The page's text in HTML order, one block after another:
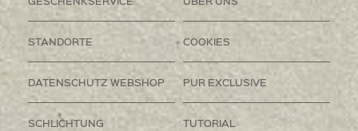
STANDORTE COOKIES
DATENSCHUTZ WEBSHOP PUR EXCLUSIVE
SCHLICHTUNG TUTORIAL